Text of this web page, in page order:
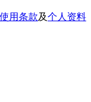
使用条款及个人资料